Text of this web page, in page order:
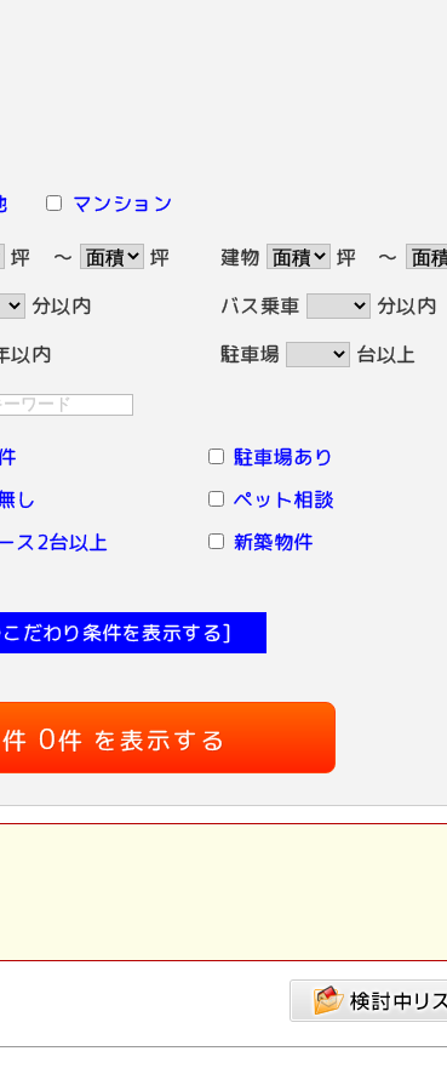
マンション
坪 ～ 坪 建物 坪 ～
分以内 バス乗車
分以内
以内 駐車場 台以上
駐車場あり
し
ペット相談
ス2台以上
新築物件
だわり条件を表示する]
0件 を表示する